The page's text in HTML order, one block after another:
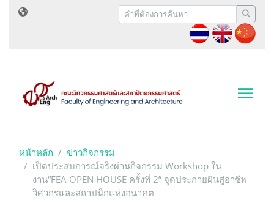
หน้าหลัก
ข่าวกิจกรรม
เปิดประสบการณ์จริงผ่านกิจกรรม Workshop ใน
งาน“FEA OPEN HOUSE ครั้งที่ 2” จุดประกายฝันสู่อาชีพ
วิศวกรและสถาปนิกแห่งอนาคต